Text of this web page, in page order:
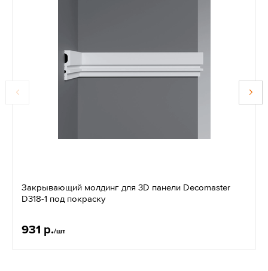
Закрывающий молдинг для 3D панели Decomaster
D318-1 под покраску
931 р./шт